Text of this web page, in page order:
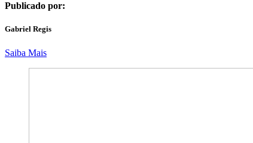
Publicado por:
Gabriel Regis
Saiba Mais